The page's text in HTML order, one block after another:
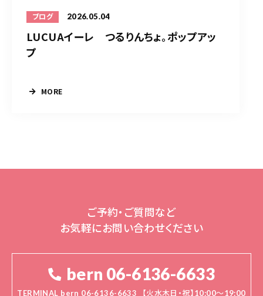
ブログ 2026.05.04
LUCUAイーレ つるりんちょ。ポップアッ
プ
MORE
ご予約・ご質問など
お気軽にお問い合わせください
bern 06-6136-6633
TERMINAL bern 06-6136-6633
【火水木日・祝】10:00～19:00